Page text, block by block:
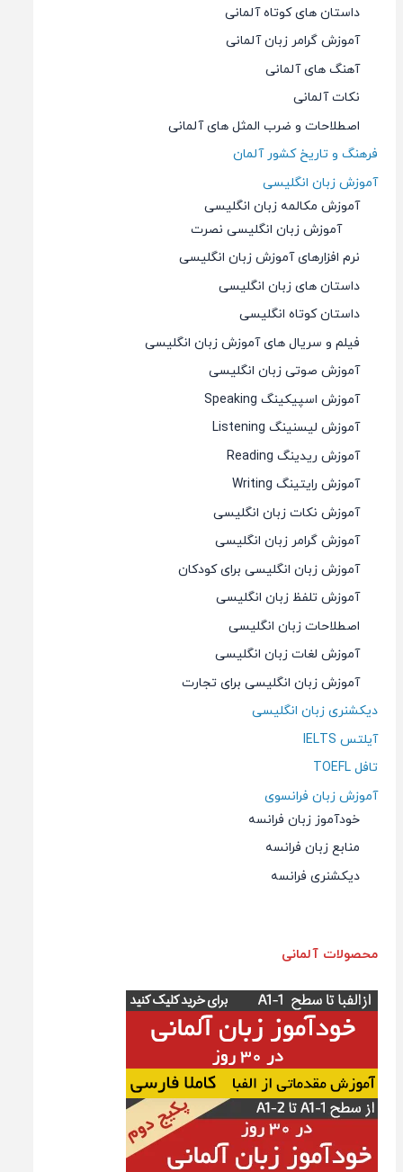
داستان های کوتاه آلمانی
آموزش گرامر زبان آلمانی
آهنگ های آلمانی
نکات آلمانی
اصطلاحات و ضرب المثل های آلمانی
فرهنگ و تاریخ کشور آلمان
آموزش زبان انگلیسی
آموزش مکالمه زبان انگلیسی
آموزش زبان انگلیسی نصرت
نرم افزارهای آموزش زبان انگلیسی
داستان های زبان انگلیسی
داستان کوتاه انگلیسی
فیلم و سریال های آموزش زبان انگلیسی
آموزش صوتی زبان انگلیسی
آموزش اسپیکینگ Speaking
آموزش لیسنینگ Listening
آموزش ریدینگ Reading
آموزش رایتینگ Writing
آموزش نکات زبان انگلیسی
آموزش گرامر زبان انگلیسی
آموزش زبان انگلیسی برای کودکان
آموزش تلفظ زبان انگلیسی
اصطلاحات زبان انگلیسی
آموزش لغات زبان انگلیسی
آموزش زبان انگلیسی برای تجارت
دیکشنری زبان انگلیسی
آیلتس IELTS
تافل TOEFL
آموزش زبان فرانسوی
خودآموز زبان فرانسه
منابع زبان فرانسه
دیکشنری فرانسه
محصولات آلمانی